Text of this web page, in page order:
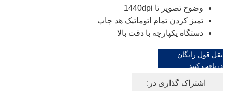
وضوح تصویر تا 1440dpi
تمیز کردن تمام اتوماتیک هد چاپ
دستگاه یکپارچه با دقت بالا
نقل قول رایگان
دریافت کنید
اشتراک گذاری در: